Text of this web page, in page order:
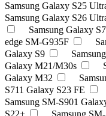
Samsung Galaxy S25
Samsung Galaxy S26
Samsung Galaxy
edge SM-G935F
Galaxy S9
Galaxy M21/M30s
Galaxy M32
S711 Galaxy S23 FE
Samsung SM-S901
S22+
Samsung